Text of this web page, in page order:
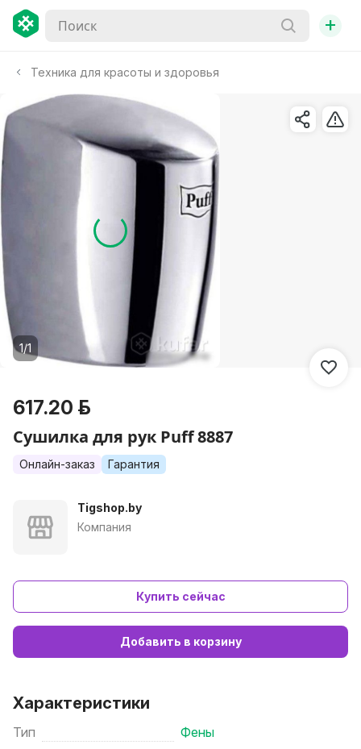
+
Техника для красоты и здоровья
1/1
617.20 р.
Сушилка для рук Puff 8887
Онлайн-заказ Гарантия
Tigshop.by
Компания
Купить сейчас
Добавить в корзину
Характеристики
Тип
Фены